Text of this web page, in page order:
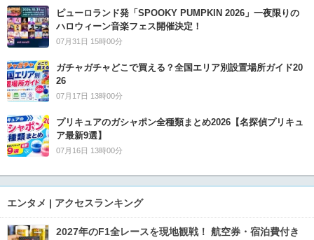
ピューロランド発「SPOOKY PUMPKIN 2026」一夜限りの
ハロウィーン音楽フェス開催決定！
07月31日 15時00分
ガチャガチャどこで買える？全国エリア別設置場所ガイド20
26
07月17日 13時00分
プリキュアのガシャポン全種類まとめ2026【名探偵プリキュ
ア最新9選】
07月16日 13時00分
エンタメ | アクセスランキング
2027年のF1全レースを現地観戦！ 航空券・宿泊費付き